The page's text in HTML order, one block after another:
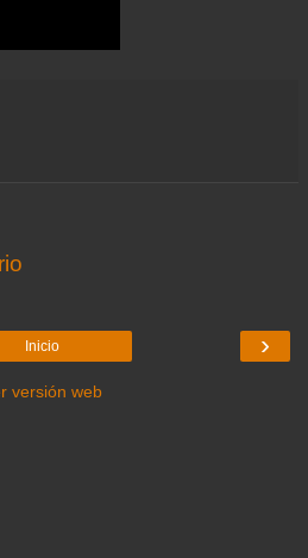
›
Inicio
versión web